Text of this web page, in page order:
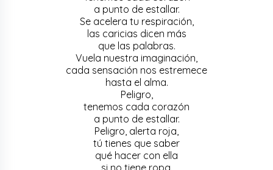
a punto de estallar.
Se acelera tu respiración,
las caricias dicen más
que las palabras.
Vuela nuestra imaginación,
cada sensación nos estremece
hasta el alma.
Peligro,
tenemos cada corazón
a punto de estallar.
Peligro, alerta roja,
tú tienes que saber
qué hacer con ella
si no tiene ropa.